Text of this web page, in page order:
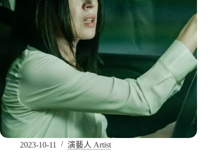
2023-10-11 演藝人 Artist